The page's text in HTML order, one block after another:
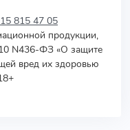
815 47 05
продукции,
N436-ФЗ «О защите
вред их здоровью